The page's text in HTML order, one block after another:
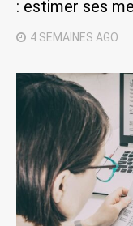
: estimer ses
4 SEMAINES AGO